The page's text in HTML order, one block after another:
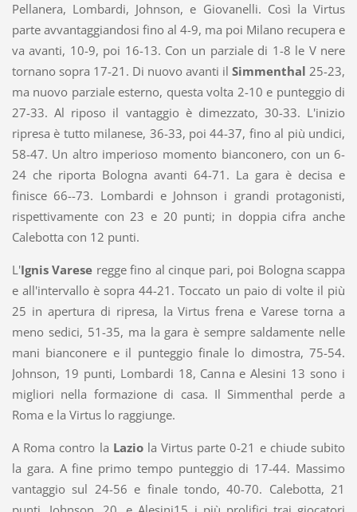
Pellanera, Lombardi, Johnson, e Giovanelli. Così la Virtus
parte avvantaggiandosi fino al 4-9, ma poi Milano recupera e
va avanti, 10-9, poi 16-13. Con un parziale di 1-8 le V nere
tornano sopra 17-21. Di nuovo avanti ilSimmenthal25-23,
ma nuovo parziale esterno, questa volta 2-10 e punteggio di
27-33. Al riposo il vantaggio è dimezzato, 30-33. L'inizio
ripresa è tutto milanese, 36-33, poi 44-37, fino al più undici,
58-47. Un altro imperioso momento bianconero, con un 6-
24 che riporta Bologna avanti 64-71. La gara è decisa e
finisce 66--73. Lombardi e Johnson i grandi protagonisti,
rispettivamente con 23 e 20 punti; in doppia cifra anche
Calebotta con 12 punti.
L'Ignis Varese regge fino al cinque pari, poi Bologna scappa
e all'intervallo è sopra 44-21. Toccato un paio di volte il più
25 in apertura di ripresa, la Virtus frena e Varese torna a
meno sedici, 51-35, ma la gara è sempre saldamente nelle
mani bianconere e il punteggio finale lo dimostra, 75-54.
Johnson, 19 punti, Lombardi 18, Canna e Alesini 13 sono i
migliori nella formazione di casa. Il Simmenthal perde a
Roma e la Virtus lo raggiunge.
A Roma contro la Laziola Virtus parte 0-21 e chiude subito
la gara. A fine primo tempo punteggio di 17-44. Massimo
vantaggio sul 24-56 e finale tondo, 40-70. Calebotta, 21